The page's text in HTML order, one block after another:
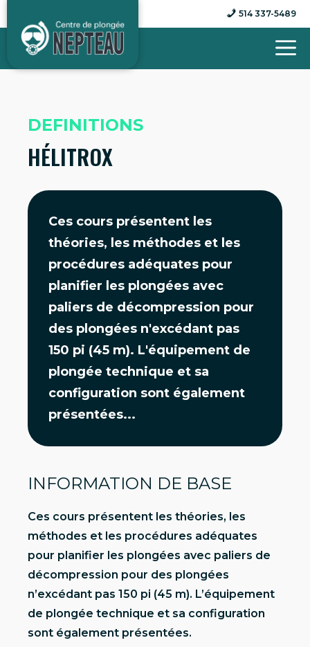
contenu
514 337-5489
DEFINITIONS
HÉLITROX
Ces cours présentent les
théories, les méthodes et les
procédures adéquates pour
planifier les plongées avec
paliers de décompression pour
des plongées n'excédant pas
150 pi (45 m). L'équipement de
plongée technique et sa
configuration sont également
présentées...
INFORMATION DE BASE
Ces cours présentent les théories, les
méthodes et les procédures adéquates
pour planifier les plongées avec paliers de
décompression pour des plongées
n’excédant pas 150 pi (45 m). L’équipement
de plongée technique et sa configuration
sont également présentées.